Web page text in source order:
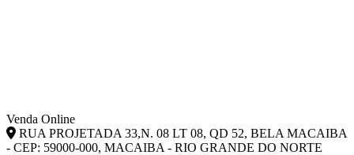
Venda Online
RUA PROJETADA 33,N. 08 LT 08, QD 52, BELA MACAIBA
- CEP: 59000-000, MACAIBA - RIO GRANDE DO NORTE